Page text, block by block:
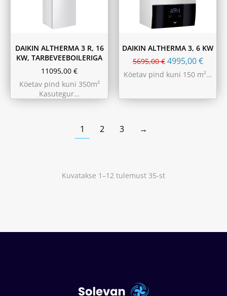
230L
DAIKIN ALTHERMA 3 R, 16
KW, TARBEVEEBOILERIGA
11095,00 €
Köetav pind kuni 350m²
Kasutegur…
DAIKIN ALTHERMA 3, 6 KW
5695,00€ 4995,00€
Köetav pind kuni 150 m²…
1 2 3 →
Kuvatakse 1–12 tulemust 35-st